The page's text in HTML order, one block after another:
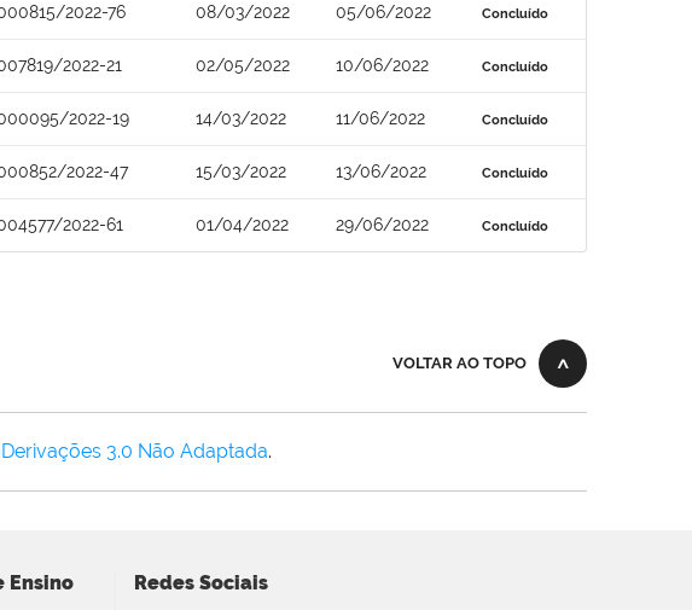
2022-76 08/03/2022 05/06/2022 Concluído
2022-21 02/05/2022 10/06/2022 Concluído
2022-19 14/03/2022 11/06/2022 Concluído
2022-47 15/03/2022 13/06/2022 Concluído
2022-61 01/04/2022 29/06/2022 Concluído
VOLTAR AO TOPO
3.0 Não Adaptada.
Ensino Redes Sociais